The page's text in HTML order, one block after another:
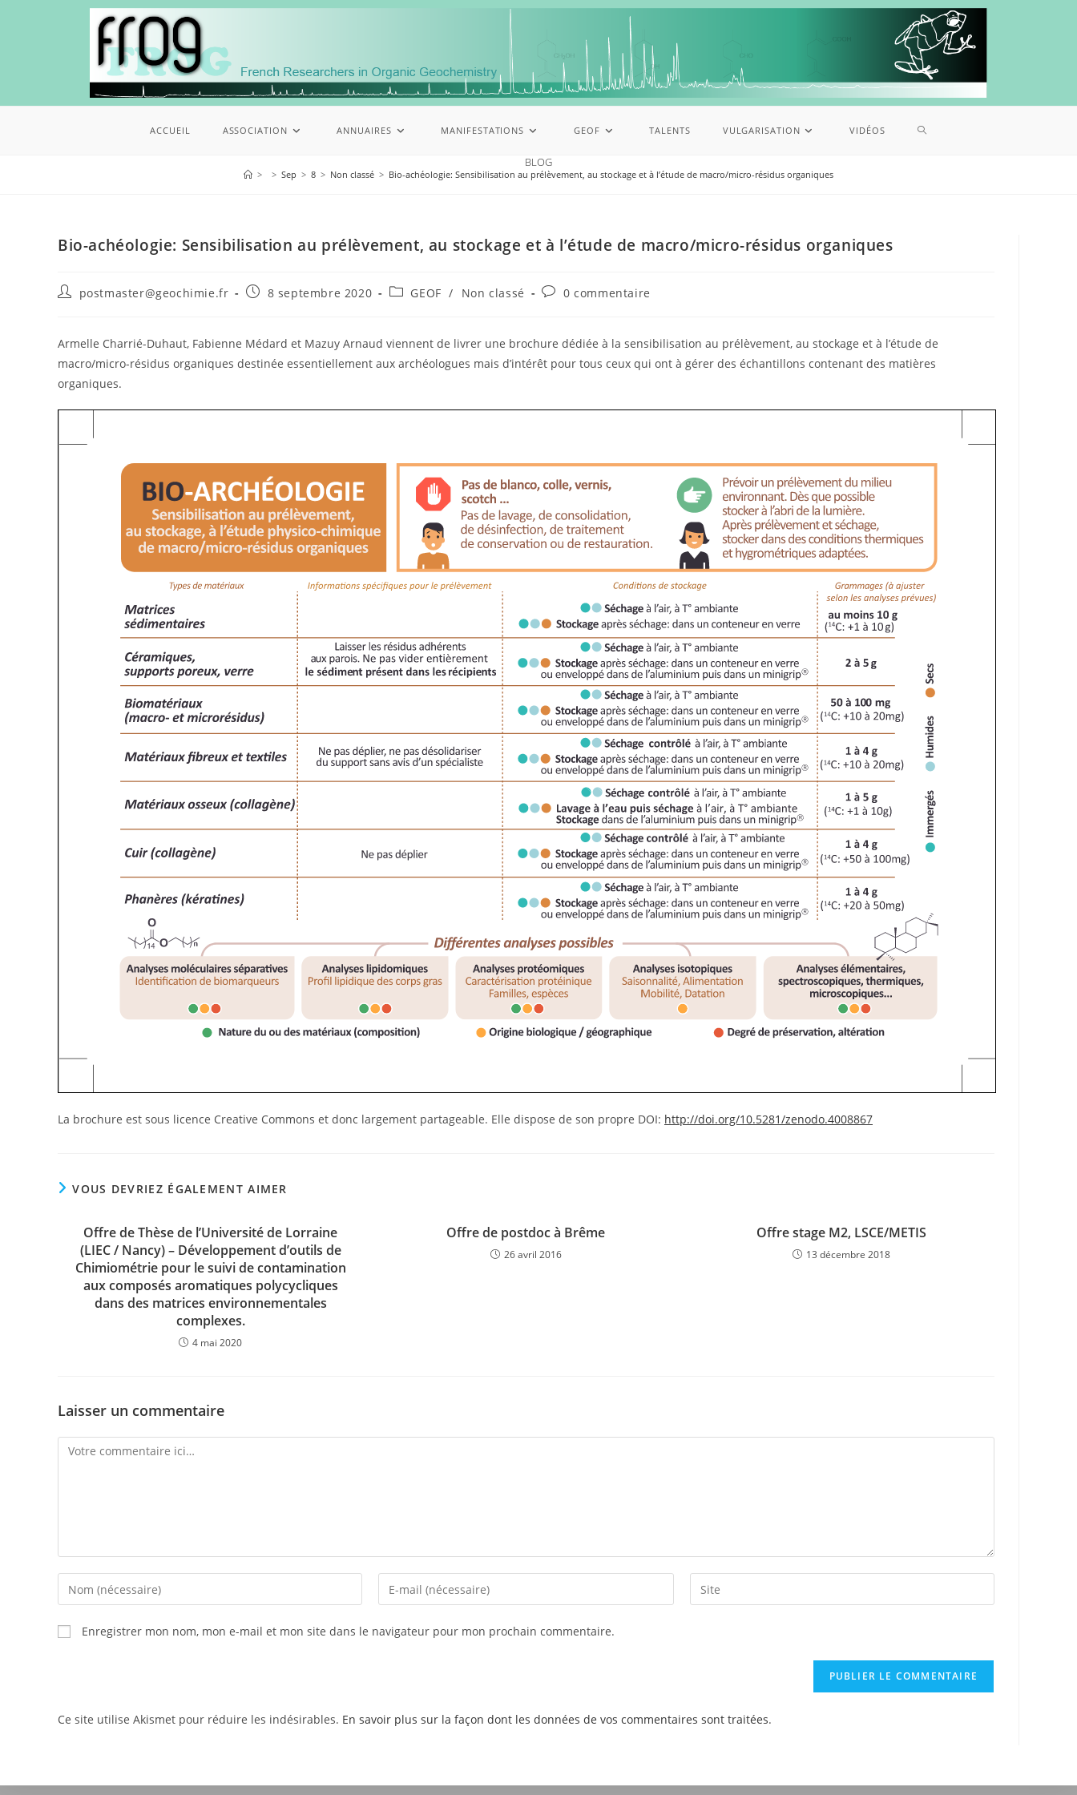
ACCUEIL ASSOCIATION ANNUAIRES MANIFESTATIONS GEOF TALENTS VULGARISATION VIDÉOS
BLOG
> > Sep > 8 > Non classé > Bio-achéologie: Sensibilisation au prélèvement, au stockage et à l’étude de macro/micro-résidus organiques
Bio-achéologie: Sensibilisation au prélèvement, au stockage et à l’étude de macro/micro-résidus organiques
postmaster@geochimie.fr 8 septembre 2020 GEOF / Non classé 0 commentaire
Armelle Charrié-Duhaut, Fabienne Médard et Mazuy Arnaud viennent de livrer une brochure dédiée à la sensibilisation au prélèvement, au stockage et à l’étude de
macro/micro-résidus organiques destinée essentiellement aux archéologues mais d’intérêt pour tous ceux qui ont à gérer des échantillons contenant des matières
organiques.
La brochure est sous licence Creative Commons et donc largement partageable. Elle dispose de son propre DOI: http://doi.org/10.5281/zenodo.4008867
VOUS DEVRIEZ ÉGALEMENT AIMER
Offre de Thèse de l’Université de Lorraine
(LIEC / Nancy) – Développement d’outils de
Chimiométrie pour le suivi de contamination
aux composés aromatiques polycycliques
dans des matrices environnementales
complexes.
4 mai 2020
Offre de postdoc à Brême
26 avril 2016
Offre stage M2, LSCE/METIS
13 décembre 2018
Laisser un commentaire
Enregistrer mon nom, mon e-mail et mon site dans le navigateur pour mon prochain commentaire.
Ce site utilise Akismet pour réduire les indésirables. En savoir plus sur la façon dont les données de vos commentaires sont traitées.